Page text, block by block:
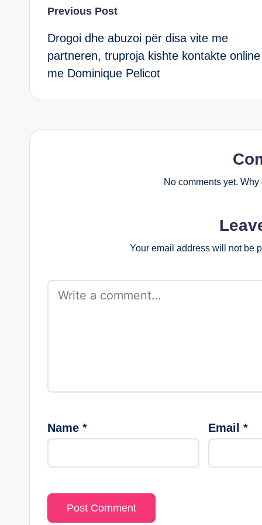
Post
navigation
Previous Post
Drogoi dhe abuzoi për disa vite me
partneren, truproja kishte kontakte online
me Dominique Pelicot
No comments yet.
Your email address will not be
Name * Email *